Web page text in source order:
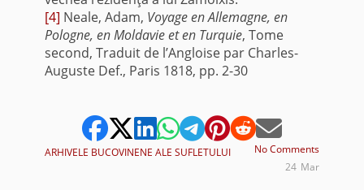
[4] Neale, Adam, Voyage en Allemagne, en
Pologne, en Moldavie et en Turquie, Tome
second, Traduit de l’Angloise par Charles-
Auguste Def., Paris 1818, pp. 2-30
ARHIVELE BUCOVINENE ALE SUFLETULUI
No Comments
Mar
24